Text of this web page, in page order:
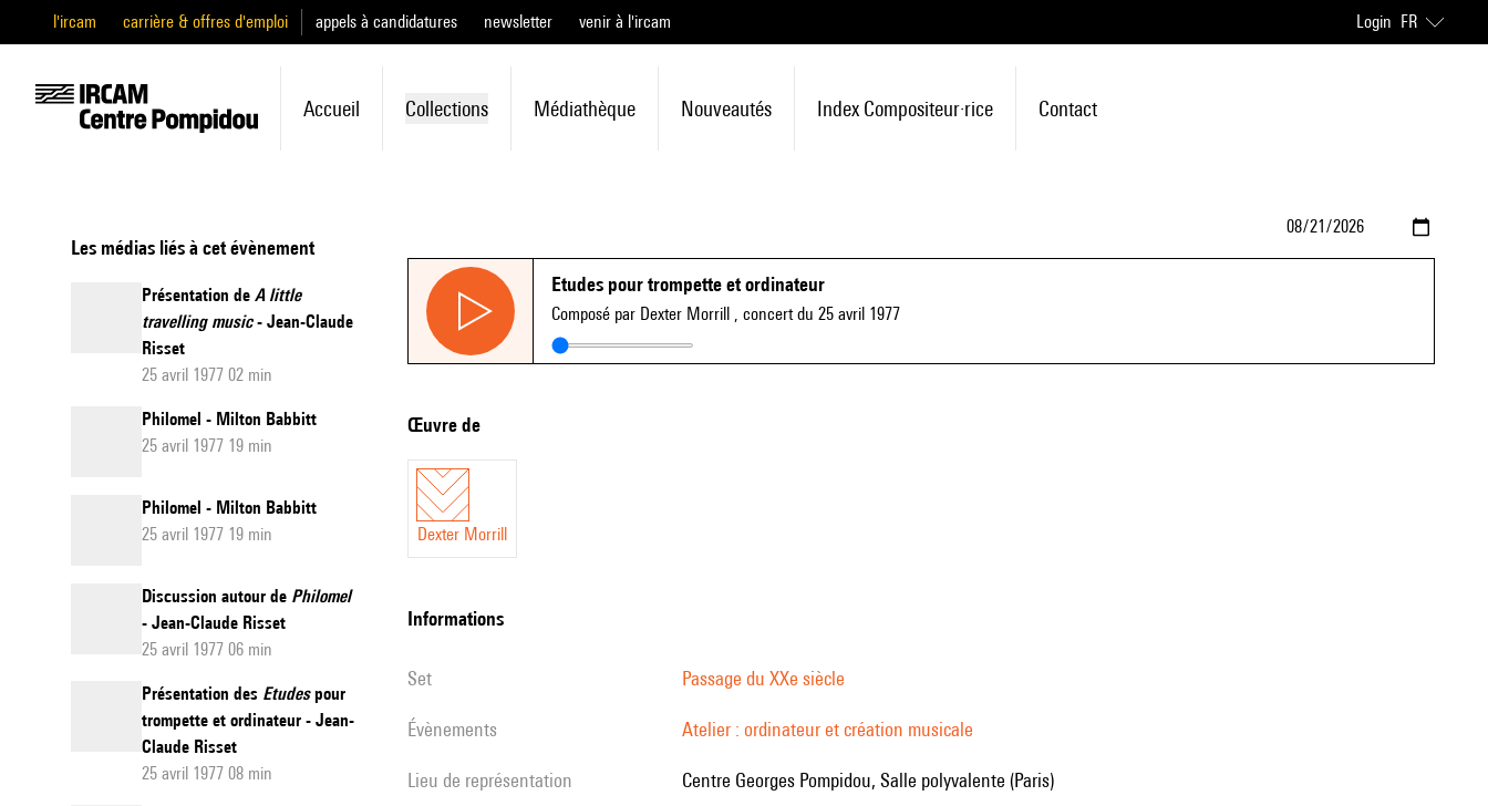
l'ircam carrière & offres d'emploi appels à candidatures newsletter venir à l'ircam Login FR
Accueil Collections Médiathèque Nouveautés Index Compositeur·rice Contact
Les médias liés à cet évènement
Présentation de A little
travelling music- Jean-Claude
Risset
25 avril 1977 02 min
Philomel - Milton Babbitt
25 avril 1977 19 min
Philomel - Milton Babbitt
25 avril 1977 19 min
Discussion autour de Philomel
- Jean-Claude Risset
25 avril 1977 06 min
Présentation des Etudespour
trompette et ordinateur - Jean-
Claude Risset
25 avril 1977 08 min
Etudes pour trompette et ordinateur
Composé par Dexter Morrill , concert du 25 avril 1977
Œuvre de
Dexter Morrill
informations
set Passage du XXe siècle
évènements Atelier : ordinateur et création musicale
Lieu de représentation Centre Georges Pompidou, Salle polyvalente (Paris)